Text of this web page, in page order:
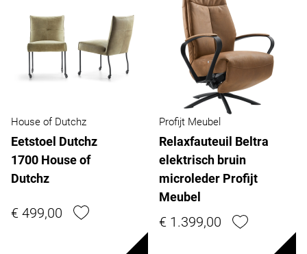
House of Dutchz
Eetstoel Dutchz
1700 House of
Dutchz
€ 499,00
Profijt Meubel
Relaxfauteuil Beltra
elektrisch bruin
microleder Profijt
Meubel
€ 1.399,00